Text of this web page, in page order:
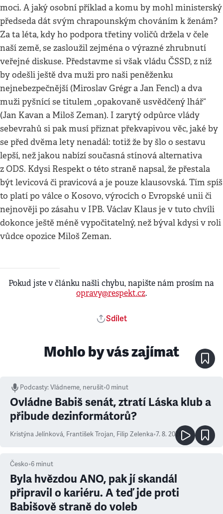
moci. A jaký osobní příklad a komu by mohl ministerský
předseda dát svým chrapounským chováním k ženám?
Za ta léta, kdy ho podpora třetiny voličů držela v čele
naší země, se zasloužil zejména o výrazné zhrubnutí
veřejné diskuse. Představme si však vládu ČSSD, z níž
by odešli ještě dva muži pro naši peněženku
nejnebezpečnější (Miroslav Grégr a Jan Fencl) a dva
muži pyšnící se titulem „opakovaně usvědčený lhář“
(Jan Kavan a Miloš Zeman). I zarytý odpůrce vlády
sebevrahů si pak musí přiznat překvapivou věc, jaké by
se před dvěma lety nenadál: totiž že by šlo o sestavu
lepší, než jakou nabízí současná stínová alternativa
z ODS. Kdysi Respekt o této straně napsal, že přestala
být levicová či pravicová a je pouze klausovská. Tím spíš
to platí po válce o Kosovo, výrocích o Evropské unii či
nejnověji po zásahu v IPB. Václav Klaus je v tuto chvíli
dokonce ještě méně vypočitatelný, než býval kdysi v roli
vůdce opozice Miloš Zeman.
Pokud jste v článku našli chybu, napište nám prosím na
opravy@respekt.cz.
Sdílet
Mohlo by vás zajímat
Podcasty:Vládneme, nerušit•0 minut
Ovládne Babiš senát, ztratí Láska klub a
přibude dezinformátorů?
Kristýna Jelínková, František Trojan, Filip Zelenka•7. 8. 2026
Česko•6 minut
Byla hvězdou ANO, pak jí skandál
připravil o kariéru. A teď jde proti
Babišově straně do voleb